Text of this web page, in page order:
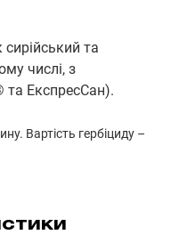
та
числі, з
та ЕкспресСан).
Вартість гербіциду –